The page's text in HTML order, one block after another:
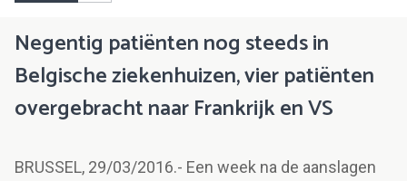
Negentig patiënten nog steeds in
Belgische ziekenhuizen, vier patiënten
overgebracht naar Frankrijk en VS
BRUSSEL, 29/03/2016.- Een week na de aanslagen